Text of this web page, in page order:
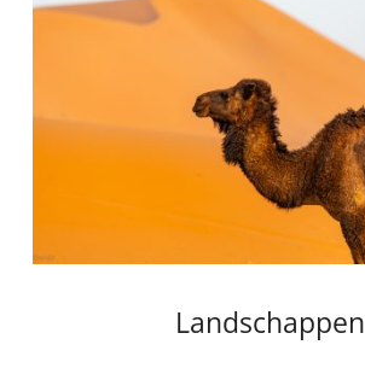
Landschappen